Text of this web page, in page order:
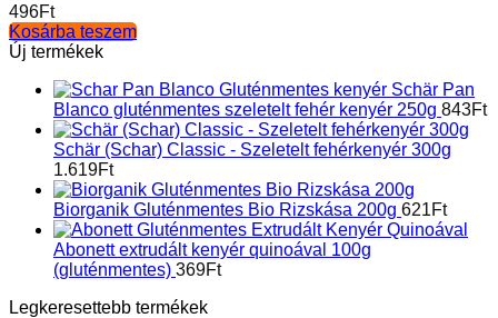
496Ft
Kosárba teszem
Új termékek
Schär Pan
Blanco gluténmentes szeletelt fehér kenyér 250g 843Ft
Schär (Schar) Classic - Szeletelt fehérkenyér 300g
1.619Ft
Biorganik Gluténmentes Bio Rizskása 200g 621Ft
Abonett extrudált kenyér quinoával 100g
(gluténmentes) 369Ft
Legkeresettebb termékek